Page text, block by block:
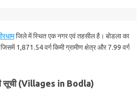
जिले में स्थित एक नगर एवं तहसील है। बोडला का
1,871.54 वर्ग किमी ग्रामीण क्षेत्र और 7.99 वर्ग
सूची (Villages in Bodla)